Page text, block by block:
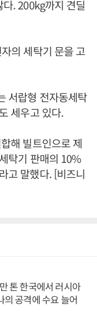
. 200kg까지 견딜
의 세탁기 문을 고
서랍형 전자동세탁
세우고 있다.
해 빌트인으로 제
탁기 판매의 10%
고 말했다. [비즈니
톤 한국에서 러시아
공격에 수요 늘어